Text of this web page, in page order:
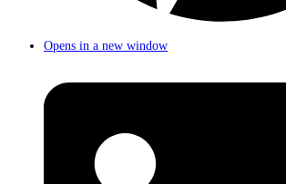
Opens in a new window